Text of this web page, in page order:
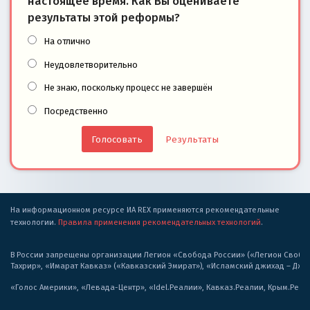
результаты этой реформы?
На отлично
Неудовлетворительно
Не знаю, поскольку процесс не завершён
Посредственно
Результаты
На информационном ресурсе ИА REX применяются рекомендательные
технологии. Правила применения рекомендательных технологий.
В России запрещены организации Легион «Свобода России» («Легион
Тахрир», «Имарат Кавказ» («Кавказский Эмират»), «Исламский джихад –
«Голос Америки», «Левада-Центр», «Idel.Реалии», Кавказ.Реалии,